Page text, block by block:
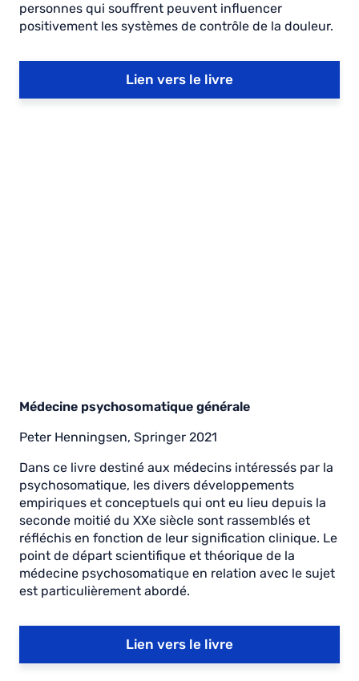
personnes qui souffrent peuvent influencer
positivement les systèmes de contrôle de la douleur.
Lien vers le livre
Médecine psychosomatique générale
Peter Henningsen, Springer 2021
Dans ce livre destiné aux médecins intéressés par la
psychosomatique, les divers développements
empiriques et conceptuels qui ont eu lieu depuis la
seconde moitié du XXe siècle sont rassemblés et
réfléchis en fonction de leur signification clinique. Le
point de départ scientifique et théorique de la
médecine psychosomatique en relation avec le sujet
est particulièrement abordé.
Lien vers le livre